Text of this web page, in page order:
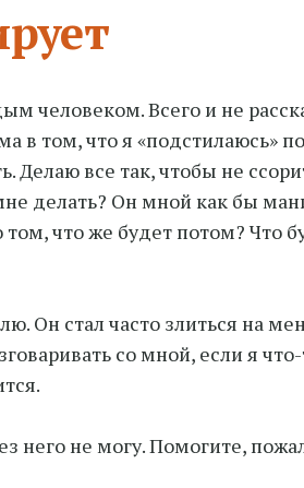
человеком. Всего и не
в том, что я «подстилаюсь»
Делаю все так, чтобы не
делать? Он мной как бы
что же будет потом? Что
Он стал часто злиться на
со мной, если я
него не могу. Помогите,